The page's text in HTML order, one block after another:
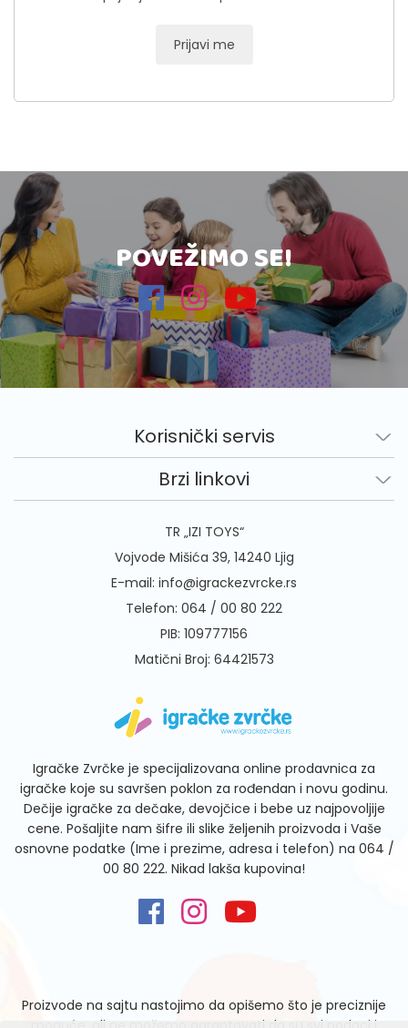
Prijavi me
POVEŽIMO SE!
Korisnički servis
Brzi linkovi
TR „IZI TOYS“
Vojvode Mišića 39, 14240 Ljig
E-mail: info@igrackezvrcke.rs
Telefon: 064 / 00 80 222
PIB: 109777156
Matični Broj: 64421573
Igračke Zvrčke je specijalizovana online prodavnica za
igračke koje su savršen poklon za rođendan i novu godinu.
Dečije igračke za dečake, devojčice i bebe uz najpovoljije
cene. Pošaljite nam šifre ili slike željenih proizvoda i Vaše
osnovne podatke (Ime i prezime, adresa i telefon) na 064 /
00 80 222. Nikad lakša kupovina!
Proizvode na sajtu nastojimo da opišemo što je preciznije